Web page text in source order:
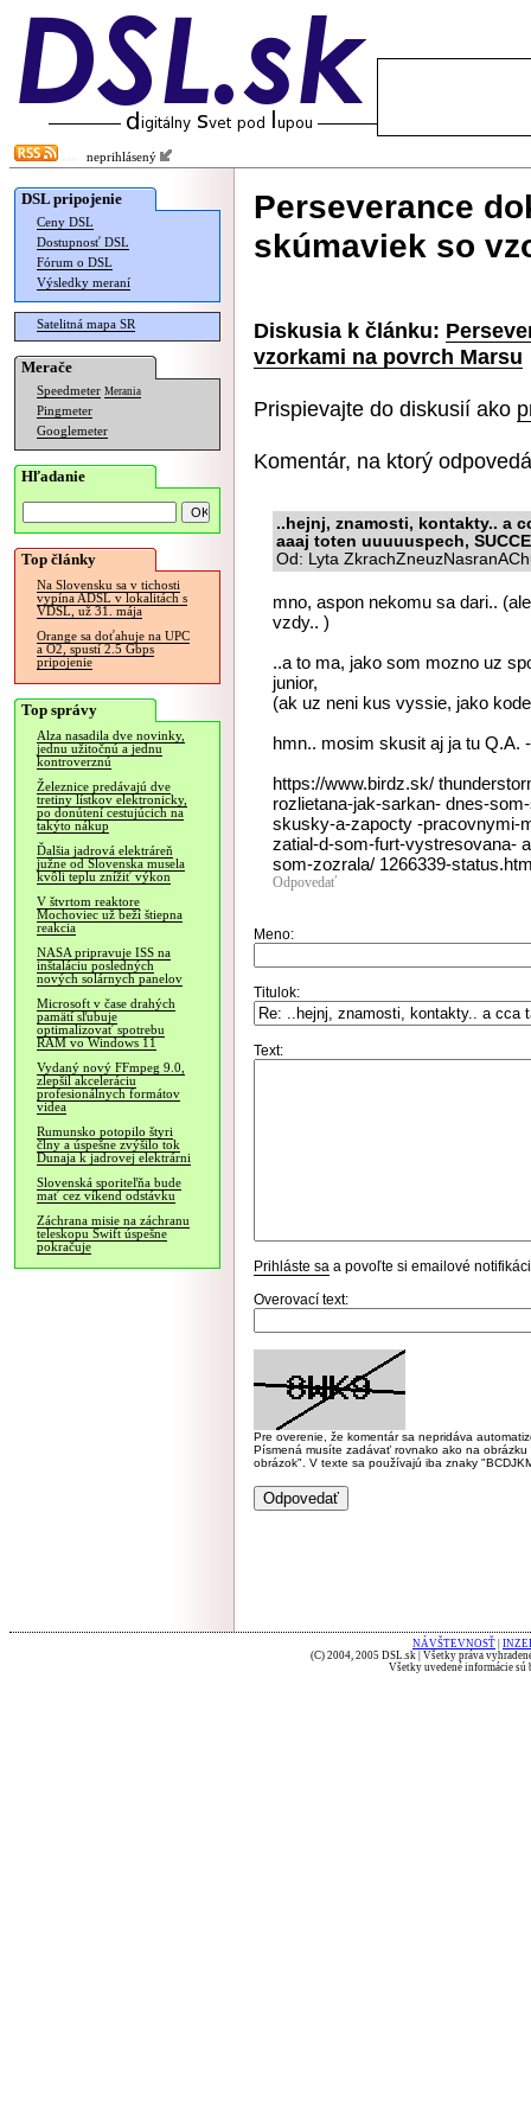
neprihlásený
DSL pripojenie
Ceny DSL
Dostupnosť DSL
Fórum o DSL
Výsledky meraní
Satelitná mapa SR
Merače
Speedmeter Merania
Pingmeter
Googlemeter
Hľadanie
Top články
Na Slovensku sa v tichosti
vypína ADSL v lokalitách s
VDSL, už 31. mája
Orange sa doťahuje na UPC
a O2, spustí 2.5 Gbps
pripojenie
Top správy
Alza nasadila dve novinky,
jednu užitočnú a jednu
kontroverznú
Železnice predávajú dve
tretiny lístkov elektronicky,
po donútení cestujúcich na
takýto nákup
Ďalšia jadrová elektráreň
južne od Slovenska musela
kvôli teplu znížiť výkon
V štvrtom reaktore
Mochoviec už beží štiepna
reakcia
NASA pripravuje ISS na
inštaláciu posledných
nových solárnych panelov
Microsoft v čase drahých
pamätí sľubuje
optimalizovať spotrebu
RAM vo Windows 11
Vydaný nový FFmpeg 9.0,
zlepšil akceleráciu
profesionálnych formátov
videa
Rumunsko potopilo štyri
člny a úspešne zvýšilo tok
Dunaja k jadrovej elektrárni
Slovenská sporiteľňa bude
mať cez víkend odstávku
Záchrana misie na záchranu
teleskopu Swift úspešne
pokračuje
Perseverance
skúmaviek so
Diskusia k článku:
vzorkami na povrch Marsu
Prispievajte do diskusií ako
Komentár, na ktorý
..hejnj, znamosti, kontakty.. a
aaaj toten uuuuuspech,
Od: Lyta
mno, aspon nekomu sa dari..
vzdy.. )
..a to ma, jako som mozno uz
junior,
(ak uz neni kus vyssie, jako
hmn.. mosim skusit aj ja tu Q.A.
https://www.birdz.sk/
rozlietana-jak-sarkan- dnes-
skusky-a-zapocty -pracovnymi-
zatial-d-som-furt-vystresovana-
som-zozrala/ 1266339-
Odpovedať
Meno:
Titulok:
Text:
Prihláste sa a povoľte si emailové
Overovací text:
Pre overenie, že komentár sa nepridáva
Písmená musíte zadávať rovnako ako na
obrázok". V texte sa používajú iba znaky
NÁVŠTEVNOSŤ
(C) 2004, 2005 DSL.sk | Všetky práva
Všetky uvedené informácie sú